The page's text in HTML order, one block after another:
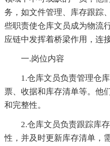
务，如文件管理、库存跟踪
些职责使仓库文员成为物流
应链中发挥着桥梁作用，连
一.岗位内容
1.仓库文员负责管理仓库
票、收据和库存清单等。他
和完整性。
2.仓库文员负责跟踪库存
性，并及时更新库存清单，